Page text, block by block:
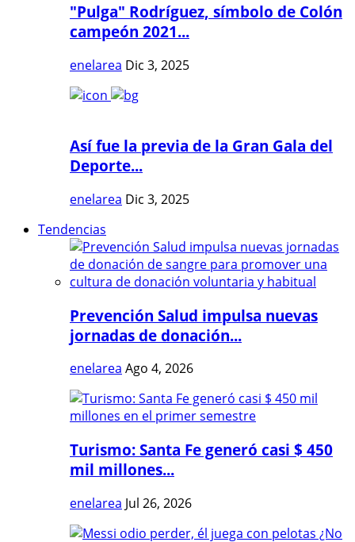
"Pulga" Rodríguez, símbolo de Colón
campeón 2021...
enelarea Dic 3, 2025
Así fue la previa de la Gran Gala del
Deporte...
enelarea Dic 3, 2025
Tendencias
Prevención Salud impulsa nuevas
jornadas de donación...
enelarea Ago 4, 2026
Turismo: Santa Fe generó casi $ 450
mil millones...
enelarea Jul 26, 2026